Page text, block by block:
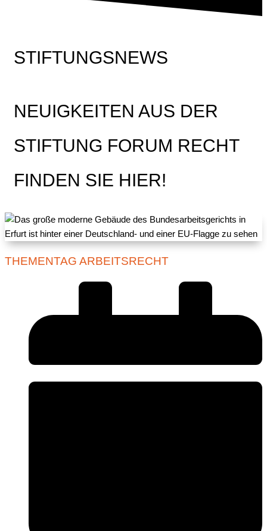
STIFTUNGSNEWS
NEUIGKEITEN AUS DER
STIFTUNG FORUM RECHT
FINDEN SIE HIER!
THEMENTAG ARBEITSRECHT